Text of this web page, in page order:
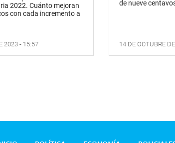
2022. Cuánto mejoran
con cada incremento a
2023 - 15:57
de nueve
14 DE OCTUBRE